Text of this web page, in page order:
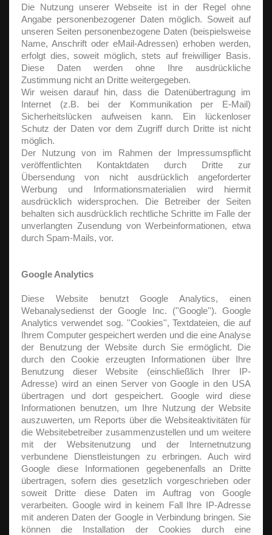
Die Nutzung unserer Webseite ist in der Regel ohne
Angabe personenbezogener Daten möglich. Soweit auf
unseren Seiten personenbezogene Daten (beispielsweise
Name, Anschrift oder eMail-Adressen) erhoben werden,
erfolgt dies, soweit möglich, stets auf freiwilliger Basis.
Diese Daten werden ohne Ihre ausdrückliche
Zustimmung nicht an Dritte weitergegeben.
Wir weisen darauf hin, dass die Datenübertragung im
Internet (z.B. bei der Kommunikation per E-Mail)
Sicherheitslücken aufweisen kann. Ein lückenloser
Schutz der Daten vor dem Zugriff durch Dritte ist nicht
möglich.
Der Nutzung von im Rahmen der Impressumspflicht
veröffentlichten Kontaktdaten durch Dritte zur
Übersendung von nicht ausdrücklich angeforderter
Werbung und Informationsmaterialien wird hiermit
ausdrücklich widersprochen. Die Betreiber der Seiten
behalten sich ausdrücklich rechtliche Schritte im Falle der
unverlangten Zusendung von Werbeinformationen, etwa
durch Spam-Mails, vor.
Google Analytics
Diese Website benutzt Google Analytics, einen
Webanalysedienst der Google Inc. (''Google''). Google
Analytics verwendet sog. ''Cookies'', Textdateien, die auf
Ihrem Computer gespeichert werden und die eine Analyse
der Benutzung der Website durch Sie ermöglicht. Die
durch den Cookie erzeugten Informationen über Ihre
Benutzung dieser Website (einschließlich Ihrer IP-
Adresse) wird an einen Server von Google in den USA
übertragen und dort gespeichert. Google wird diese
Informationen benutzen, um Ihre Nutzung der Website
auszuwerten, um Reports über die Websiteaktivitäten für
die Websitebetreiber zusammenzustellen und um weitere
mit der Websitenutzung und der Internetnutzung
verbundene Dienstleistungen zu erbringen. Auch wird
Google diese Informationen gegebenenfalls an Dritte
übertragen, sofern dies gesetzlich vorgeschrieben oder
soweit Dritte diese Daten im Auftrag von Google
verarbeiten. Google wird in keinem Fall Ihre IP-Adresse
mit anderen Daten der Google in Verbindung bringen. Sie
können die Installation der Cookies durch eine